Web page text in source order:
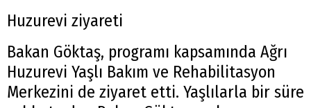
Huzurevi ziyareti
Bakan Göktaş, programı kapsamında Ağrı
Huzurevi Yaşlı Bakım ve Rehabilitasyon
Merkezini de ziyaret etti. Yaşlılarla bir süre